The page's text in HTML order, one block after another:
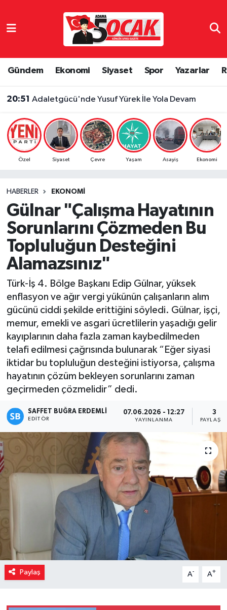
Gündem Ekonomi Siyaset Spor Yazarlar
20:51 Adaletgücü'nde Yusuf Yürek İle Yola Devam
Özel Siyaset Çevre Yaşam Asayiş Ekonomi
HABERLER EKONOMI
Gülnar "Çalışma Hayatının
Sorunlarını Çözmeden Bu
Topluluğun Desteğini
Alamazsınız"
Türk-İş 4. Bölge Başkanı Edip Gülnar, yüksek
enflasyon ve ağır vergi yükünün çalışanların alım
gücünü ciddi şekilde erittiğini söyledi. Gülnar, işçi,
memur, emekli ve asgari ücretlilerin yaşadığı gelir
kayıplarının daha fazla zaman kaybedilmeden
telafi edilmesi çağrısında bulunarak “Eğer siyasi
iktidar bu topluluğun desteğini istiyorsa, çalışma
hayatının çözüm bekleyen sorunlarını zaman
geçirmeden çözmelidir” dedi.
SAFFET BUĞRA ERDEMLI
EDITÖR
07.06.2026 - 12:27
YAYINLANMA
3
Paylaş A- A+
Dünya
Eğitim
Gündem
Haber Reklam
Magazin
Özel
Resmi İlanlar
Sağlık
Siyaset
Spor
Adana Nöbetçi Eczaneler
Adana Trafik Yoğunluk Haritası
Süper Lig Puan Durumu ve Fikstür
Son Dakika Haberleri
Haber Arşivi